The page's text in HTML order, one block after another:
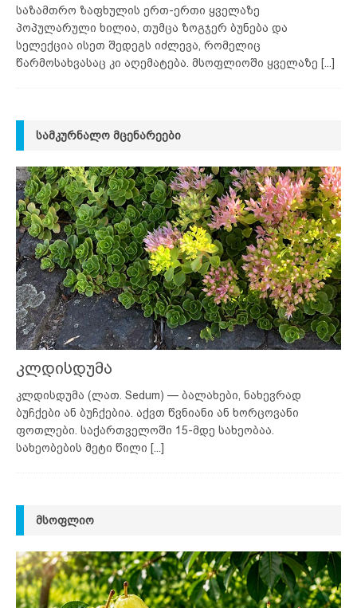
საზამთრო ზაფხულის ერთ-ერთი ყველაზე
პოპულარული ხილია, თუმცა ზოგჯერ ბუნება და
სელექცია ისეთ შედეგს იძლევა, რომელიც
წარმოსახვასაც კი აღემატება. მსოფლიოში ყველაზე [...]
ᲡᲐᲛᲙᲣᲠᲜᲐᲚᲝ ᲛᲪᲔᲜᲐᲠᲔᲔᲑᲘ
კლდისდუმა
კლდისდუმა (ლათ. Sedum) — ბალახები, ნახევრად
ბუჩქები ან ბუჩქებია. აქვთ წვნიანი ან ხორცოვანი
ფოთლები. საქართველოში 15-მდე სახეობაა.
სახეობების მეტი წილი [...]
ᲛᲡᲝᲤᲚᲘᲝ